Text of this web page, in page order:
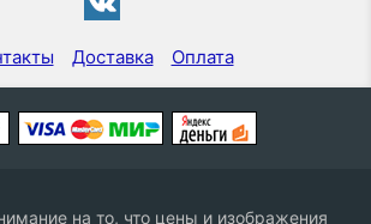
Доставка Оплата
на то, что цены и изображения